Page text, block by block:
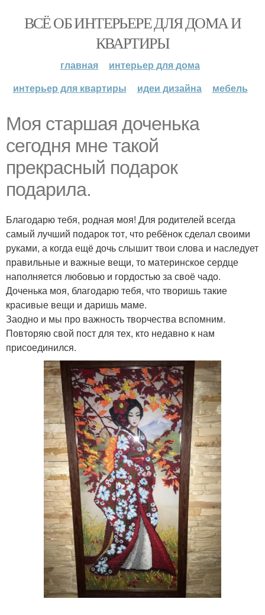
ВСЁ ОБ ИНТЕРЬЕРЕ ДЛЯ ДОМА И
КВАРТИРЫ
главная
интерьер для дома
интерьер для квартиры
идеи дизайна мебель
Моя старшая доченька
сегодня мне такой
прекрасный подарок
подарила.
Благодарю тебя, родная моя! Для родителей всегда
самый лучший подарок тот, что ребёнок сделал своими
руками, а когда ещё дочь слышит твои слова и наследует
правильные и важные вещи, то материнское сердце
наполняется любовью и гордостью за своё чадо.
Доченька моя, благодарю тебя, что творишь такие
красивые вещи и даришь маме.
Заодно и мы про важность творчества вспомним.
Повторяю свой пост для тех, кто недавно к нам
присоединился.